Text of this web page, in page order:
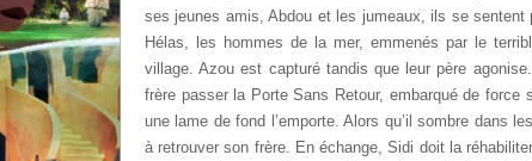
ses jeunes amis, Abdou et les jumeaux, ils se
Hélas, les hommes de la mer, emmenés par le
village. Azou est capturé tandis que leur père
frère passer la Porte Sans Retour, embarqué de force
une lame de fond l’emporte. Alors qu’il sombre dans
à retrouver son frère. En échange, Sidi doit la